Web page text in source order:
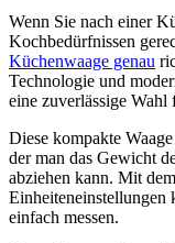
Wenn Sie nach einer
Kochbedürfnissen
Küchenwaage genau
Technologie und
eine zuverlässige
Diese kompakte
der man das Gewicht
abziehen kann. Mit
Einheiteneinstellungen
einfach messen.